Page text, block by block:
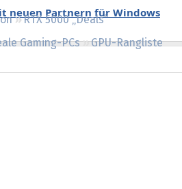
RTX 5000 „Deals“
Gaming-PCs
GPU-Rangliste
neuen Partnern für Windows